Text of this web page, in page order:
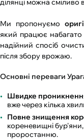
ділянці можна сміливо
Ми пропонуємо
який працює
надійний спосіб
після збору врожаю.
Основні переваги
Швидке
вже через кілька
Повне знищення
кореневищні
проростанню.